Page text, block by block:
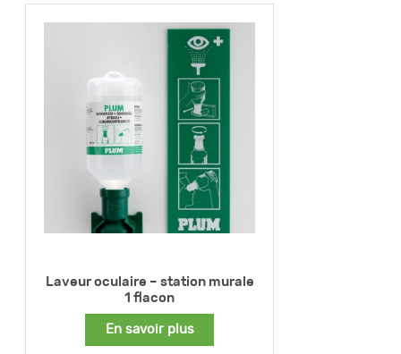
Laveur oculaire – station murale
1 flacon
En savoir plus